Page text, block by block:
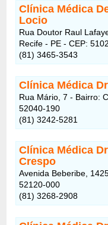
Clínica Médica
Locio
Rua Doutor Raul
Recife - PE - CEP:
(81) 3465-3543
Clínica Médica
Rua Mário, 7 - Bairro:
52040-190
(81) 3242-5281
Clínica Médica
Crespo
Avenida Beberibe,
52120-000
(81) 3268-2908